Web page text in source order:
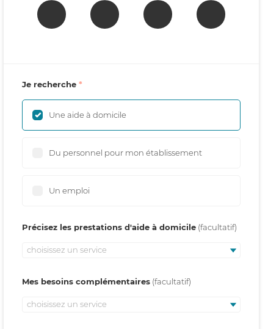
Je recherche
Une aide à domicile
Du personnel pour mon établissement
Un emploi
Précisez les prestations d'aide à domicile
choisissez un service
Mes besoins complémentaires
choisissez un service